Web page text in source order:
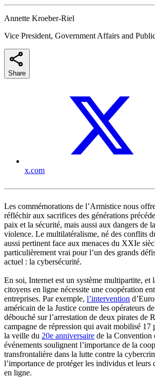
Annette Kroeber-Riel
Vice President, Government Affairs and
Share
x.com
Les commémorations de l’Armistice nous
réfléchir aux sacrifices des générations
paix et la sécurité, mais aussi aux dangers de
violence. Le multilatéralisme, né des conflits
aussi pertinent face aux menaces du XXIe
particulièrement vrai pour l’un des grands
actuel : la cybersécurité.
En soi, Internet est un système multipartite, et
citoyens en ligne nécessite une coopération
entreprises. Par exemple, l’intervention
américain de la Justice contre les opérateurs
débouché sur l’arrestation de deux pirates de
campagne de répression qui avait mobilisé 17
la veille du 20e anniversaire de la Convention
événements soulignent l’importance de la
transfrontalière dans la lutte contre la
l’importance de protéger les individus et leurs
en ligne.